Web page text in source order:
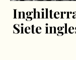
Siete